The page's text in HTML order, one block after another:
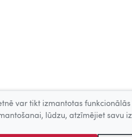
var tikt izmantotas
lūdzu, atzīmējiet savu